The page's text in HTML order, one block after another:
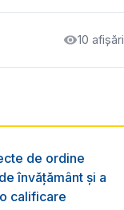
10 afișări
de ordine
învățământ și a
calificare